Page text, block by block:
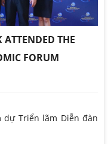
THE
FORUM
dự Triển lãm Diễn đàn